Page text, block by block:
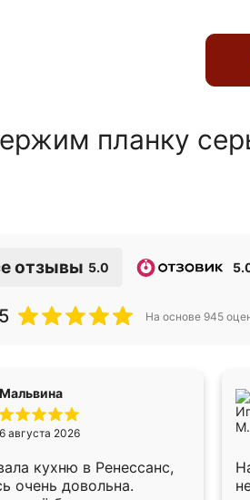
планку
отзывы 5.0
На основе 945
Мальвина
6 августа 2026
кухню в Ренессанс,
очень довольна.